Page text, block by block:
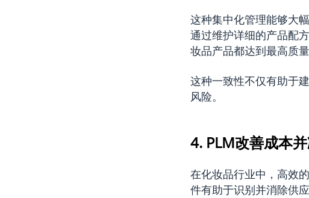
这种集中化管理能够大
通过维护详细的产品配
妆品产品都达到最高质量
这种一致性不仅有助于
风险。
4. PLM改善成本
在化妆品行业中，高效
件有助于识别并消除供